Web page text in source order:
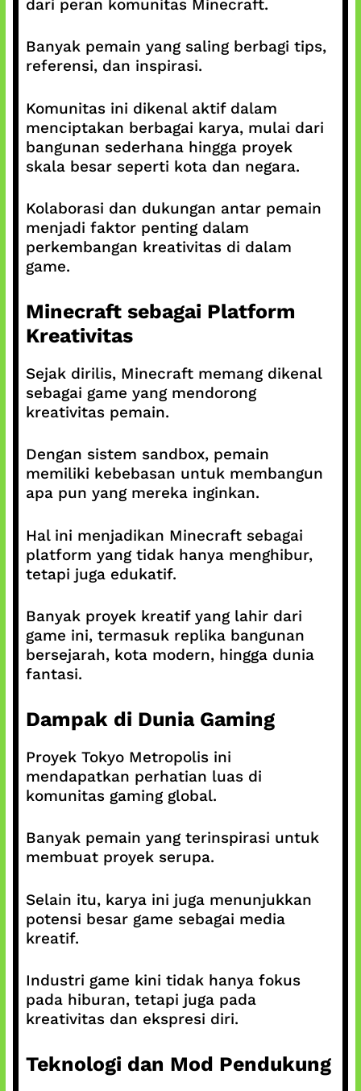
dari peran komunitas Minecraft.
Banyak pemain yang saling berbagi tips,
referensi, dan inspirasi.
Komunitas ini dikenal aktif dalam
menciptakan berbagai karya, mulai dari
bangunan sederhana hingga proyek
skala besar seperti kota dan negara.
Kolaborasi dan dukungan antar pemain
menjadi faktor penting dalam
perkembangan kreativitas di dalam
game.
Minecraft sebagai Platform
Kreativitas
Sejak dirilis, Minecraft memang dikenal
sebagai game yang mendorong
kreativitas pemain.
Dengan sistem sandbox, pemain
memiliki kebebasan untuk membangun
apa pun yang mereka inginkan.
Hal ini menjadikan Minecraft sebagai
platform yang tidak hanya menghibur,
tetapi juga edukatif.
Banyak proyek kreatif yang lahir dari
game ini, termasuk replika bangunan
bersejarah, kota modern, hingga dunia
fantasi.
Dampak di Dunia Gaming
Proyek Tokyo Metropolis ini
mendapatkan perhatian luas di
komunitas gaming global.
Banyak pemain yang terinspirasi untuk
membuat proyek serupa.
Selain itu, karya ini juga menunjukkan
potensi besar game sebagai media
kreatif.
Industri game kini tidak hanya fokus
pada hiburan, tetapi juga pada
kreativitas dan ekspresi diri.
Teknologi dan Mod Pendukung